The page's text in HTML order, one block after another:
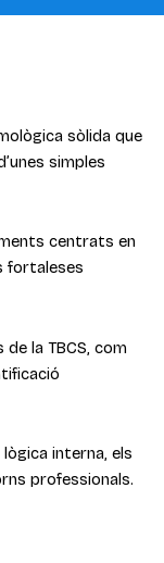
sòlida que
simples
centrats en
fortaleses
la TBCS, com
interna, els
professionals.